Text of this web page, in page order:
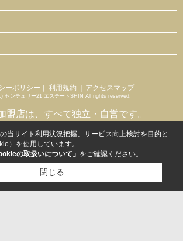
ーポリシー ｜ 利用規約 ｜アクセスマップ
センチュリー21 エステートSHIN All rights reserved.
盟店は、すべて独立・自営です。
当サイト利用状況把握、サービス向上検討を目的と
）を使用しています。
の取扱いについて」 をご確認ください。
閉じる